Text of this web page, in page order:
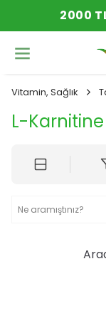
2000
Vitamin, Sağlık
L-Karnitine